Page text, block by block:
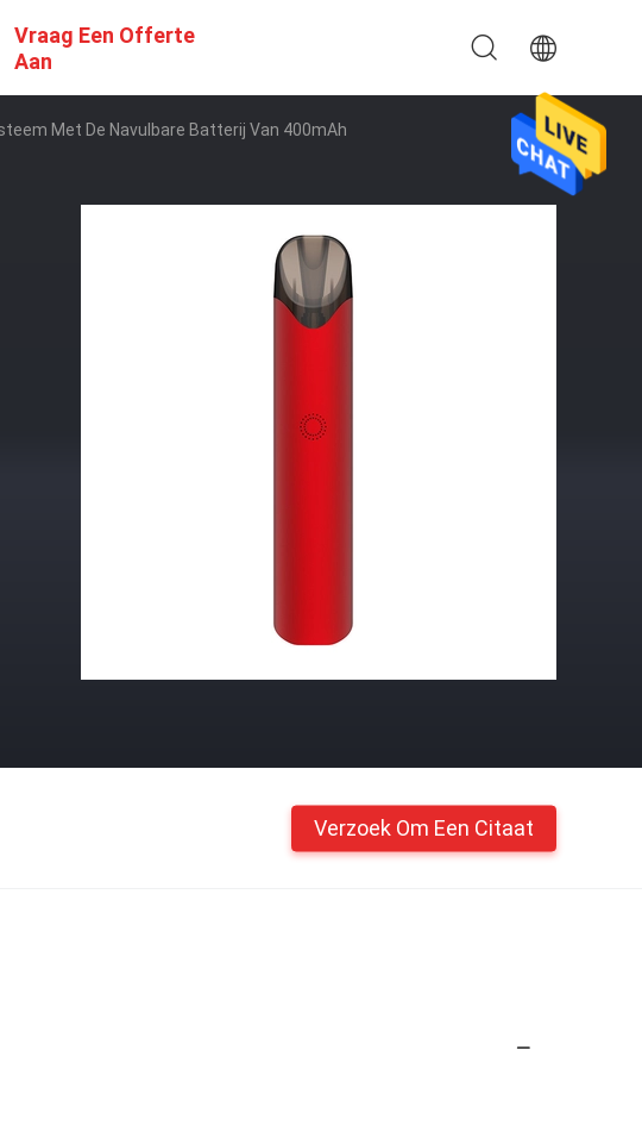
Vraag Een Offerte
Aan
Met De Navulbare Batterij Van 400mAh
Verzoek Om Een Citaat